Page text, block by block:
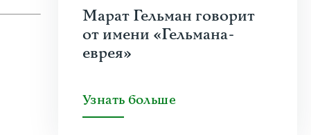
Марат Гельман говорит
от имени «Гельмана-
еврея»
Узнать больше